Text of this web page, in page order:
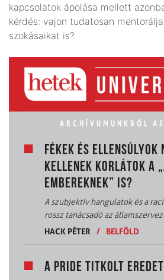
kapcsolatok ápolása mellett
kérdés: vajon tudatosan
szokásaikat is?
ARCHÍVUMUNKBÓL
FÉKEK ÉS
KELLENEK KORLÁTOK A
EMBEREKNEK” IS?
A szubjektív hangulatok és a
rossz tanácsadó az
HACK PÉTER
/ BELFÖLD
A PRIDE TITKOLT